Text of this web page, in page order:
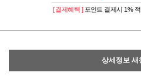
[ 결제혜택 ] 포인트 결제시 1% 적
상세정보 새